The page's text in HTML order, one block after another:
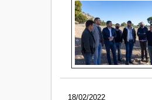
18/02/2022